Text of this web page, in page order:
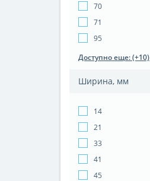
70
71
95
Доступно еще: (+10)
Ширина, мм
14
21
33
41
45